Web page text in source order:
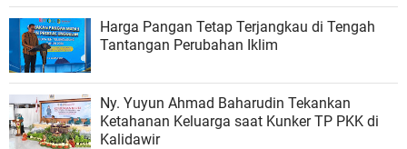
Harga Pangan Tetap Terjangkau di Tengah
Tantangan Perubahan Iklim
Ny. Yuyun Ahmad Baharudin Tekankan
Ketahanan Keluarga saat Kunker TP PKK di
Kalidawir